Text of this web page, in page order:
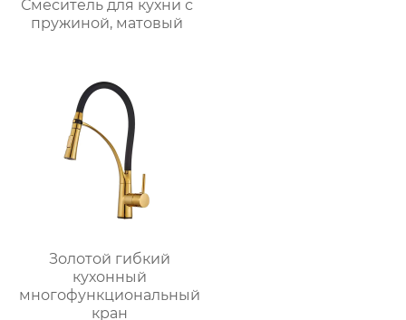
Смеситель для кухни с
пружиной, матовый
Золотой гибкий
кухонный
многофункциональный
кран